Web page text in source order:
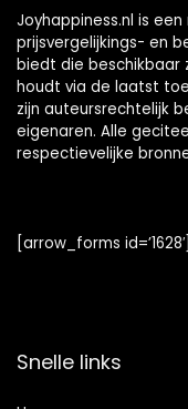
Joyhappiness.nl is
prijsvergelijkings- en
biedt die beschikbaar
houdt via de laatst
zijn auteursrechtelijk
eigenaren. Alle
respectievelijke
[arrow_forms id=’1628′]
Snelle links